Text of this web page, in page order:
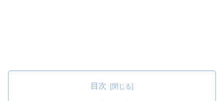
目次